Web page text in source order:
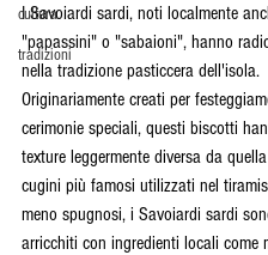
cultura
tradizioni
I Savoiardi sardi, noti localmente
"papassini" o "sabaioni", hanno
nella tradizione pasticcera dell'isola.
Originariamente creati per
cerimonie speciali, questi biscotti
texture leggermente diversa da
cugini più famosi utilizzati nel
meno spugnosi, i Savoiardi sardi
arricchiti con ingredienti locali come